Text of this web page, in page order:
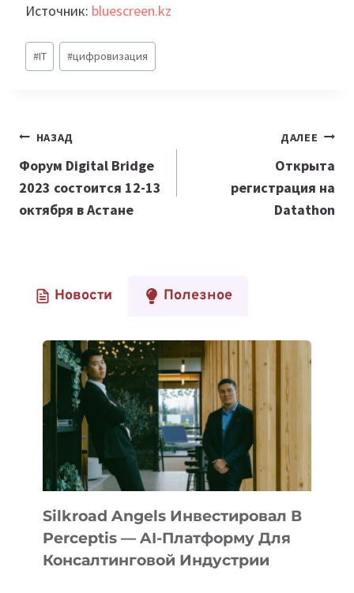
Источник: bluescreen.kz
Метки
записи:
#IT #цифровизация
Навигация
по
записям
НАЗАД
Форум Digital Bridge
2023 состоится 12-13
октября в Астане
ДАЛЕЕ
Открыта
регистрация на
Datathon
Новости Полезное
Silkroad Angels Инвестировал В
Perceptis — AI-Платформу Для
Консалтинговой Индустрии